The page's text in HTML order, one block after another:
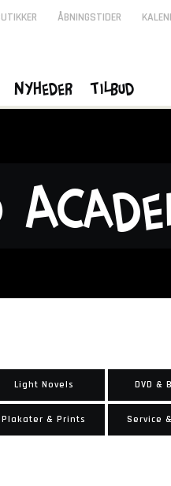
Light Novels DVD &
Plakater & Prints Service
ÅBNINGSTIDER
Nyheder Tilbud